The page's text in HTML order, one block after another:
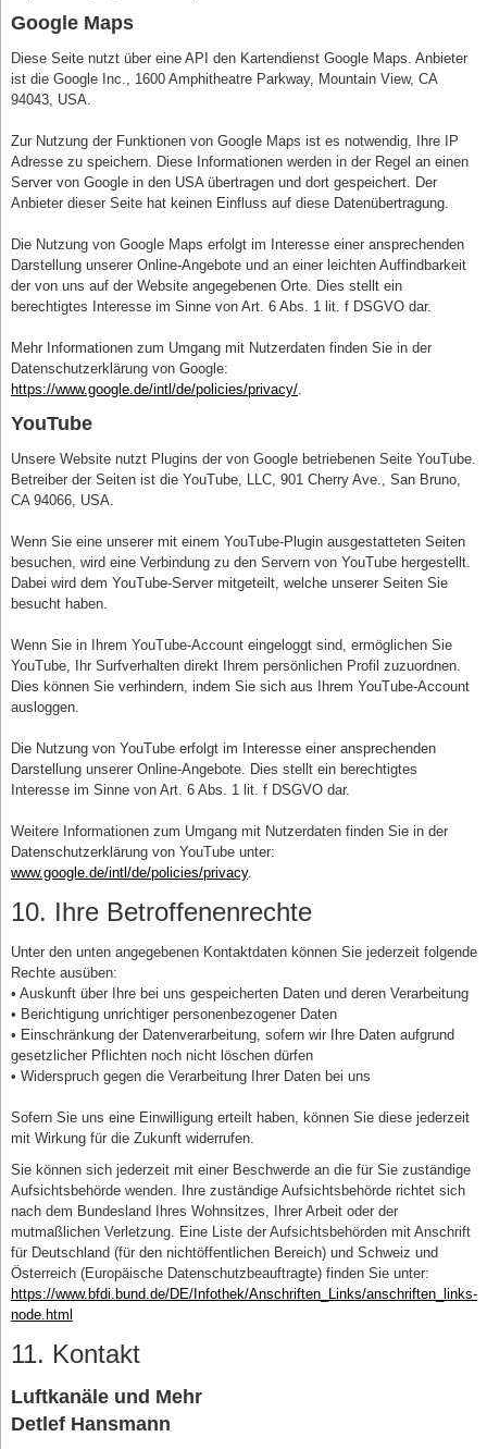
Google Maps
Diese Seite nutzt über eine API den Kartendienst Google Maps. Anbieter
ist die Google Inc., 1600 Amphitheatre Parkway, Mountain View, CA
94043, USA.
Zur Nutzung der Funktionen von Google Maps ist es notwendig, Ihre IP
Adresse zu speichern. Diese Informationen werden in der Regel an einen
Server von Google in den USA übertragen und dort gespeichert. Der
Anbieter dieser Seite hat keinen Einfluss auf diese Datenübertragung.
Die Nutzung von Google Maps erfolgt im Interesse einer ansprechenden
Darstellung unserer Online-Angebote und an einer leichten Auffindbarkeit
der von uns auf der Website angegebenen Orte. Dies stellt ein
berechtigtes Interesse im Sinne von Art. 6 Abs. 1 lit. f DSGVO dar.
Mehr Informationen zum Umgang mit Nutzerdaten finden Sie in der
Datenschutzerklärung von Google:
https://www.google.de/intl/de/policies/privacy/.
YouTube
Unsere Website nutzt Plugins der von Google betriebenen Seite YouTube.
Betreiber der Seiten ist die YouTube, LLC, 901 Cherry Ave., San Bruno,
CA 94066, USA.
Wenn Sie eine unserer mit einem YouTube-Plugin ausgestatteten Seiten
besuchen, wird eine Verbindung zu den Servern von YouTube hergestellt.
Dabei wird dem YouTube-Server mitgeteilt, welche unserer Seiten Sie
besucht haben.
Wenn Sie in Ihrem YouTube-Account eingeloggt sind, ermöglichen Sie
YouTube, Ihr Surfverhalten direkt Ihrem persönlichen Profil zuzuordnen.
Dies können Sie verhindern, indem Sie sich aus Ihrem YouTube-Account
ausloggen.
Die Nutzung von YouTube erfolgt im Interesse einer ansprechenden
Darstellung unserer Online-Angebote. Dies stellt ein berechtigtes
Interesse im Sinne von Art. 6 Abs. 1 lit. f DSGVO dar.
Weitere Informationen zum Umgang mit Nutzerdaten finden Sie in der
Datenschutzerklärung von YouTube unter:
www.google.de/intl/de/policies/privacy.
10. Ihre Betroffenenrechte
Unter den unten angegebenen Kontaktdaten können Sie jederzeit folgende
Rechte ausüben:
• Auskunft über Ihre bei uns gespeicherten Daten und deren Verarbeitung
• Berichtigung unrichtiger personenbezogener Daten
• Einschränkung der Datenverarbeitung, sofern wir Ihre Daten aufgrund
gesetzlicher Pflichten noch nicht löschen dürfen
• Widerspruch gegen die Verarbeitung Ihrer Daten bei uns
Sofern Sie uns eine Einwilligung erteilt haben, können Sie diese jederzeit
mit Wirkung für die Zukunft widerrufen.
Sie können sich jederzeit mit einer Beschwerde an die für Sie zuständige
Aufsichtsbehörde wenden. Ihre zuständige Aufsichtsbehörde richtet sich
nach dem Bundesland Ihres Wohnsitzes, Ihrer Arbeit oder der
mutmaßlichen Verletzung. Eine Liste der Aufsichtsbehörden mit Anschrift
für Deutschland (für den nichtöffentlichen Bereich) und Schweiz und
Österreich (Europäische Datenschutzbeauftragte) finden Sie unter:
https://www.bfdi.bund.de/DE/Infothek/Anschriften_Links/anschriften_links-
node.html
11. Kontakt
Luftkanäle und Mehr
Detlef Hansmann